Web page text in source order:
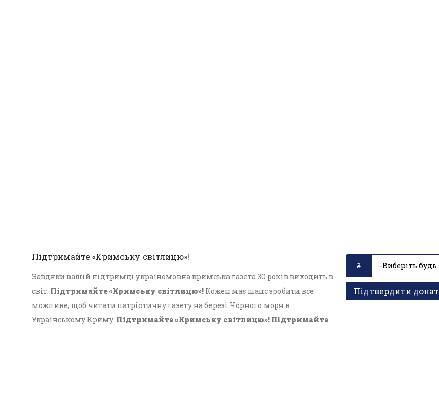
Підтримайте «Кримську світлицю»!
Завдяки вашій підтримці україномовна кримська газета 30 років виходить в
світ. Підтримайте «Кримську світлицю»! Кожен має шанс зробити все
можливе, щоб читати патріотичну газету на березі Чорного моря в
Українському Криму. Підтримайте «Кримську світлицю»! Підтримайте
Підтвердити донат